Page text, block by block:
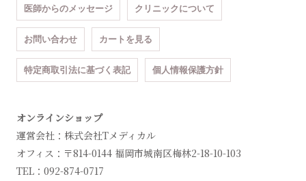
医師からのメッセージ クリニックについて
お問い合わせ カートを見る
特定商取引法に基づく表記 個人情報保護方針
オンラインショップ
運営会社：株式会社Tメディカル
オフィス：〒814-0144 福岡市城南区梅林2-18-10-103
TEL：092-874-0717